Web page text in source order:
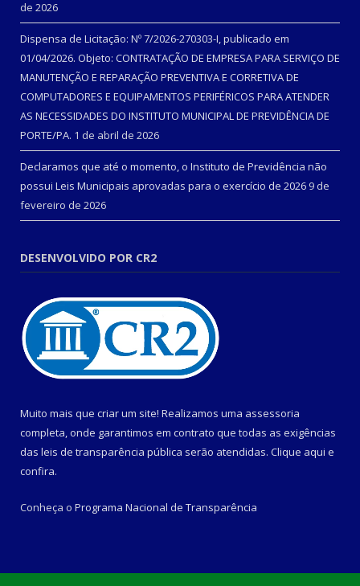
de 2026
Dispensa de Licitação: Nº 7/2026-270303-I, publicado em
01/04/2026. Objeto: CONTRATAÇÃO DE EMPRESA PARA SERVIÇO DE
MANUTENÇÃO E REPARAÇÃO PREVENTIVA E CORRETIVA DE
COMPUTADORES E EQUIPAMENTOS PERIFÉRICOS PARA ATENDER
AS NECESSIDADES DO INSTITUTO MUNICIPAL DE PREVIDÊNCIA DE
PORTE/PA. 1 de abril de 2026
Declaramos que até o momento, o Instituto de Previdência não
possui Leis Municipais aprovadas para o exercício de 2026 9 de
fevereiro de 2026
DESENVOLVIDO POR CR2
Muito mais que criar um site! Realizamos uma assessoria
completa, onde garantimos em contrato que todas as exigências
das leis de transparência pública serão atendidas. Clique aqui e
confira.
Conheça o Programa Nacional de Transparência